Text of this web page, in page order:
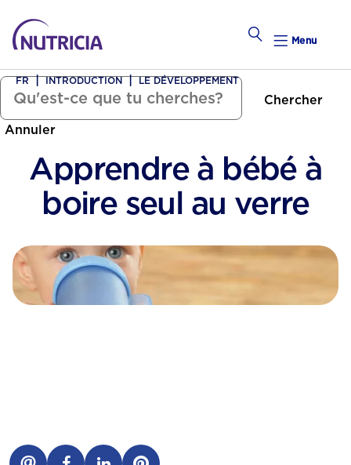
Tomber Enceinte
Menu
Chercher
Annuler
Apprendre à bébé à
boire seul au verre
FR INTRODUCTION LE DÉVELOPPEMENT